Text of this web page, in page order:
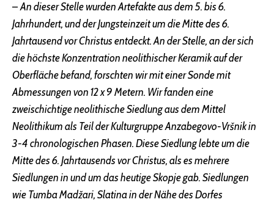
–An dieser Stelle wurden Artefakte aus dem 5. bis 6.
Jahrhundert, und der Jungsteinzeit um die Mitte des 6.
Jahrtausend vor Christus entdeckt. An der Stelle, an der sich
die höchste Konzentration neolithischer Keramik auf der
Oberfläche befand, forschten wir mit einer Sonde mit
Abmessungen von 12 x 9 Metern. Wir fanden eine
zweischichtige neolithische Siedlung aus dem Mittel
Neolithikum als Teil der Kulturgruppe Anzabegovo-Vršnik in
3-4 chronologischen Phasen. Diese Siedlung lebte um die
Mitte des 6. Jahrtausends vor Christus, als es mehrere
Siedlungen in und um das heutige Skopje gab. Siedlungen
wie Tumba Madžari, Slatina in der Nähe des Dorfes